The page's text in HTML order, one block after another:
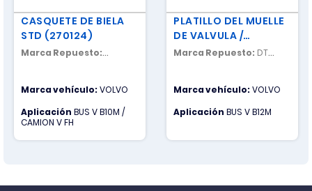
CASQUETE DE BIELA
STD (270124)
Marca Repuesto:
Marca vehículo:VOLVO
Aplicación BUS V B10M /
CAMION V FH
PLATILLO DEL MUELLE
DE VALVULA /
ARANDELA RESORTE
Marca Repuesto: DT
Marca vehículo:VOLVO
Aplicación BUS V B12M